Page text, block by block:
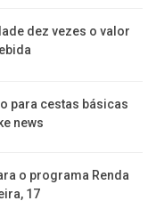
dez vezes o valor
para cestas básicas
news
o programa Renda
17